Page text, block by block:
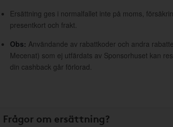
Ersättning ges i normalfallet inte på moms,
presentkort och frakt.
Obs: Användande av rabattkoder och andra
Mecenat) som ej utfärdats av Sponsorhuset kan
din cashback går förlorad.
Frågor om ersättning?